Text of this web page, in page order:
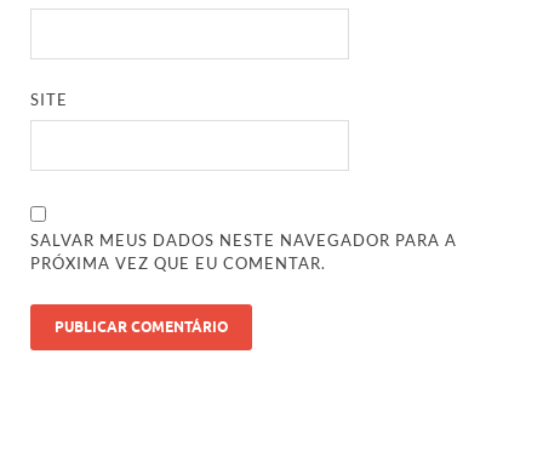
SITE
SALVAR MEUS DADOS NESTE NAVEGADOR PARA A
PRÓXIMA VEZ QUE EU COMENTAR.